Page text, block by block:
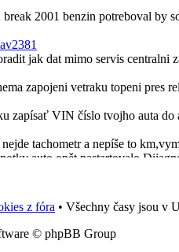
2001 benzin potreboval by
jak dat mimo servis
zapojeni vetraku topeni pres
zapísať VIN číslo tvojho auta do
tachometr a nepíše to
auto opět
montáži originálního radia
Konkrétně výměna
z fóra • Všechny časy jsou v
© phpBB Group